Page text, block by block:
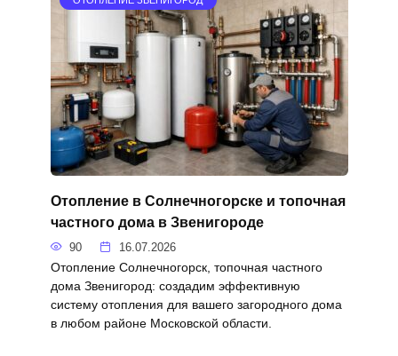
Отопление в Солнечногорске и топочная
частного дома в Звенигороде
90 16.07.2026
Отопление Солнечногорск, топочная частного
дома Звенигород: создадим эффективную
систему отопления для вашего загородного дома
в любом районе Московской области.